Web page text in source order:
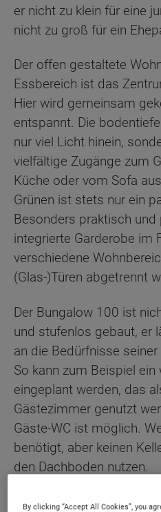
er nicht zu klein für eine
nicht zu groß für ein
Der offen gestaltete
Essbereich ist das
Hier wird gemeinsam
entspannt. Die
nur viel Licht hinein,
vielfältige Zugänge zum
Küche oder vom Sofa
Grünen ist stets nur ein
Besonders praktisch
integrierte Garderobe im
verschiedene
(Glas-)Türen abgetrennt
Der Bungalow 100 ist
und stufenlos gebaut, er
an die Bedürfnisse
So kann zum Beispiel
eingeplant werden, das
Gästezimmer genutzt
Gäste-WC ist möglich.
benötigt, aber keinen
den Dachboden nutzen.
Sonderausstattung
By clicking “Accept All Cookies”, you